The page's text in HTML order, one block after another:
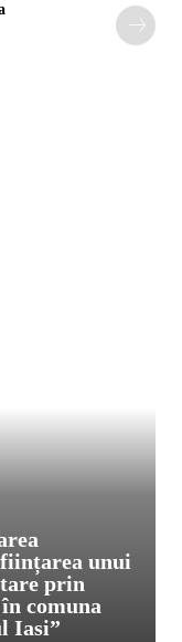
unui
prin
comuna
Iasi”